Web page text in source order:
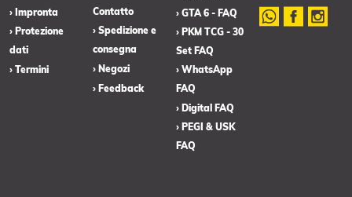
› Impronta
› Protezione
dati
› Termini
Contatto
› Spedizione e
consegna
› Negozi
› Feedback
› GTA 6 - FAQ
› PKM TCG - 30
Set FAQ
› WhatsApp
FAQ
› Digital FAQ
› PEGI & USK
FAQ